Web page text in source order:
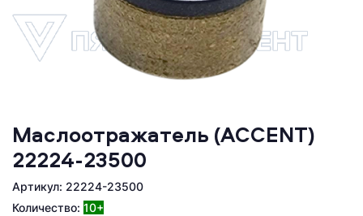
Маслоотражатель (ACCENT)
22224-23500
Артикул: 22224-23500
Количество: 10+